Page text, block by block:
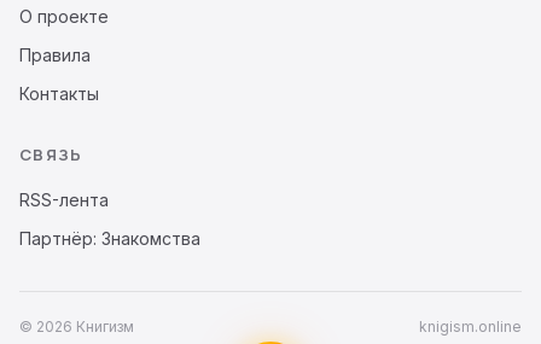
О проекте
Правила
Контакты
СВЯЗЬ
RSS-лента
Партнёр: Знакомства
© 2026 Книгизм knigism.online